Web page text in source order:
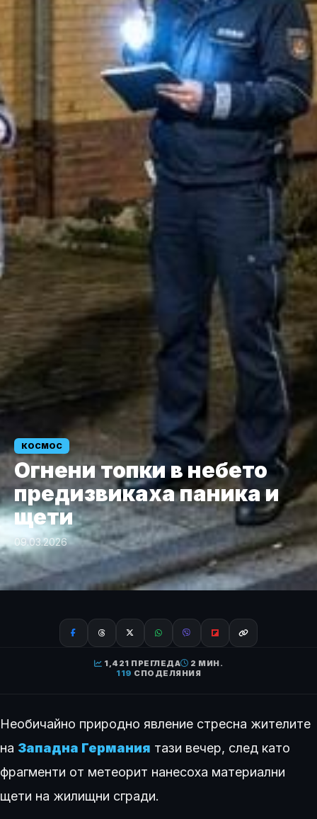
КОСМОС
Огнени топки в небето
предизвикаха паника и
щети
09.03.2026
1,421 ПРЕГЛЕДА
2 МИН.
119 СПОДЕЛЯНИЯ
Необичайно природно явление стресна жителите
на Западна Германия тази вечер, след като
фрагменти от метеорит нанесоха материални
щети на жилищни сгради.